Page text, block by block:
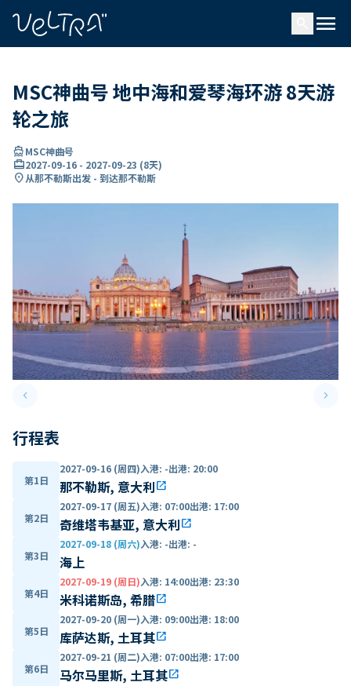
menu
MSC神曲号 地中海和爱琴海环游 8天游
轮之旅
directions_boatMSC神曲号
card_travel2027-09-16 - 2027-09-23 (8天)
location_on从那不勒斯出发 - 到达那不勒斯
keyboard_arrow_leftPrevious slide keyboard_arrow_right
行程表
第1日
2027-09-16 (周四)入港: -出港: 20:00
那不勒斯, 意大利open_in_new
第2日
2027-09-17 (周五)入港: 07:00出港: 17:00
奇维塔韦基亚, 意大利open_in_new
第3日
2027-09-18 (周六)入港: -出港: -
海上
第4日
2027-09-19 (周日)入港: 14:00出港: 23:30
米科诺斯岛, 希腊open_in_new
第5日
2027-09-20 (周一)入港: 09:00出港: 18:00
库萨达斯, 土耳其open_in_new
第6日
2027-09-21 (周二)入港: 07:00出港: 17:00
马尔马里斯, 土耳其open_in_new